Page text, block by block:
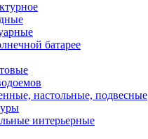
батарее
настольные, подвесные
интерьерные